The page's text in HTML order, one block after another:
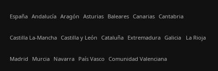
España Andalucía Aragón Asturias Baleares Canarias Cantabria
Castilla La-Mancha Castilla y León Cataluña Extremadura Galicia La Rioja
Madrid Murcia Navarra País Vasco Comunidad Valenciana